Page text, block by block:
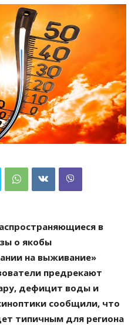
в
о якобы
на выживание»
предрекают
дефицит воды и
сообщили, что
типичным для региона